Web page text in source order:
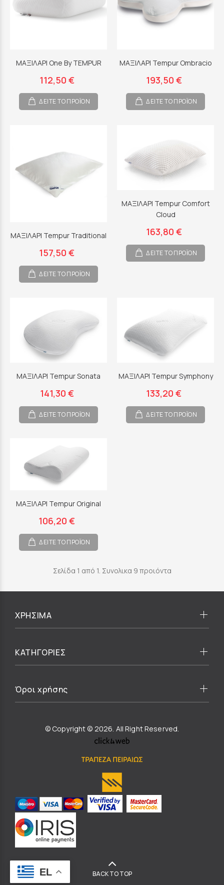
ΜΑΞΙΛΑΡΙ One By TEMPUR
112,50 €
ΔΕΙΤΕ ΤΟ ΠΡΟΪΟΝ
ΜΑΞΙΛΑΡΙ Tempur Ombracio
193,50 €
ΔΕΙΤΕ ΤΟ ΠΡΟΪΟΝ
ΜΑΞΙΛΑΡΙ Tempur Traditional
157,50 €
ΔΕΙΤΕ ΤΟ ΠΡΟΪΟΝ
ΜΑΞΙΛΑΡΙ Tempur Comfort
Cloud
163,80 €
ΔΕΙΤΕ ΤΟ ΠΡΟΪΟΝ
ΜΑΞΙΛΑΡΙ Tempur Sonata
141,30 €
ΔΕΙΤΕ ΤΟ ΠΡΟΪΟΝ
ΜΑΞΙΛΑΡΙ Tempur Symphony
133,20 €
ΔΕΙΤΕ ΤΟ ΠΡΟΪΟΝ
ΜΑΞΙΛΑΡΙ Tempur Original
106,20 €
ΔΕΙΤΕ ΤΟ ΠΡΟΪΟΝ
Σελίδα 1 από 1. Συνολικα 9 προιόντα
ΧΡΗΣΙΜΑ
ΚΑΤΗΓΟΡΙΕΣ
Όροι χρήσης
© Copyright © 2026. All Right Reserved.
BACK TO TOP
EL